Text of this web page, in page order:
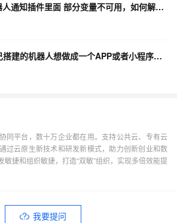
在云效中企业微信机器人通知插件里面 部分变量不可用，如何解决？
ModelScope中，自己搭建的机器人想做成一个APP或者小程序，有文档吗？
同平台，数十万企业都在用。支持公共云、专有云
过云原生新技术和研发新模式，助力创新创业和数
敏捷和组织敏捷，打造“双敏”组织，实现多倍效能提
我要提问